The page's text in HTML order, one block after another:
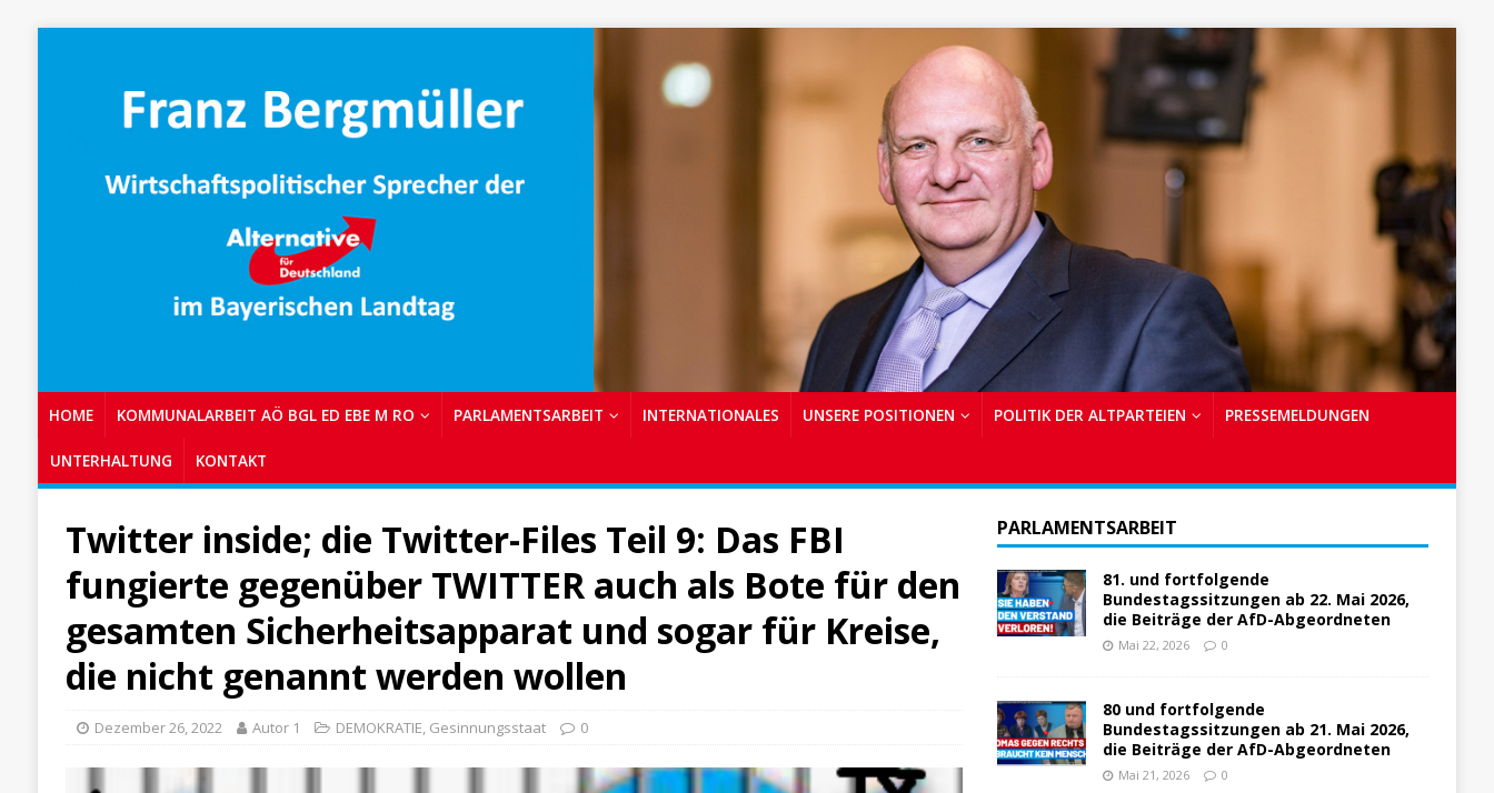
HOME KOMMUNALARBEIT AÖ BGL ED EBE M RO PARLAMENTSARBEIT INTERNATIONALES UNSERE POSITIONEN POLITIK DER ALTPARTEIEN PRESSEMELDUNGEN
UNTERHALTUNG KONTAKT
Twitter inside; die Twitter-Files Teil 9: Das FBI
fungierte gegenüber TWITTER auch als Bote für den
gesamten Sicherheitsapparat und sogar für Kreise,
die nicht genannt werden wollen
Dezember 26, 2022 Autor 1 DEMOKRATIE, Gesinnungsstaat 0
PARLAMENTSARBEIT
81. und fortfolgende
Bundestagssitzungen ab 22. Mai 2026,
die Beiträge der AfD-Abgeordneten
Mai 22, 2026 0
80 und fortfolgende
Bundestagssitzungen ab 21. Mai 2026,
die Beiträge der AfD-Abgeordneten
Mai 21, 2026 0